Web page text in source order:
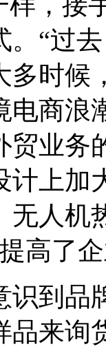
。“过
多时候
电商浪
贸业务
计上加
无人机
高了
识到品
品来询